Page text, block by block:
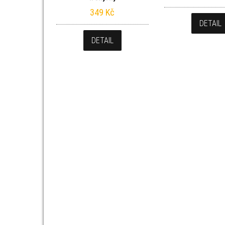
349 Kč
DETAIL
DETAIL